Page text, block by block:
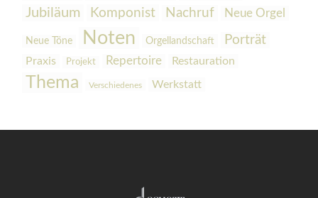
Jubiläum
Komponist Nachruf Neue Orgel
Neue Töne Noten Orgellandschaft Porträt
Praxis Projekt Repertoire Restauration
Thema Verschiedenes Werkstatt